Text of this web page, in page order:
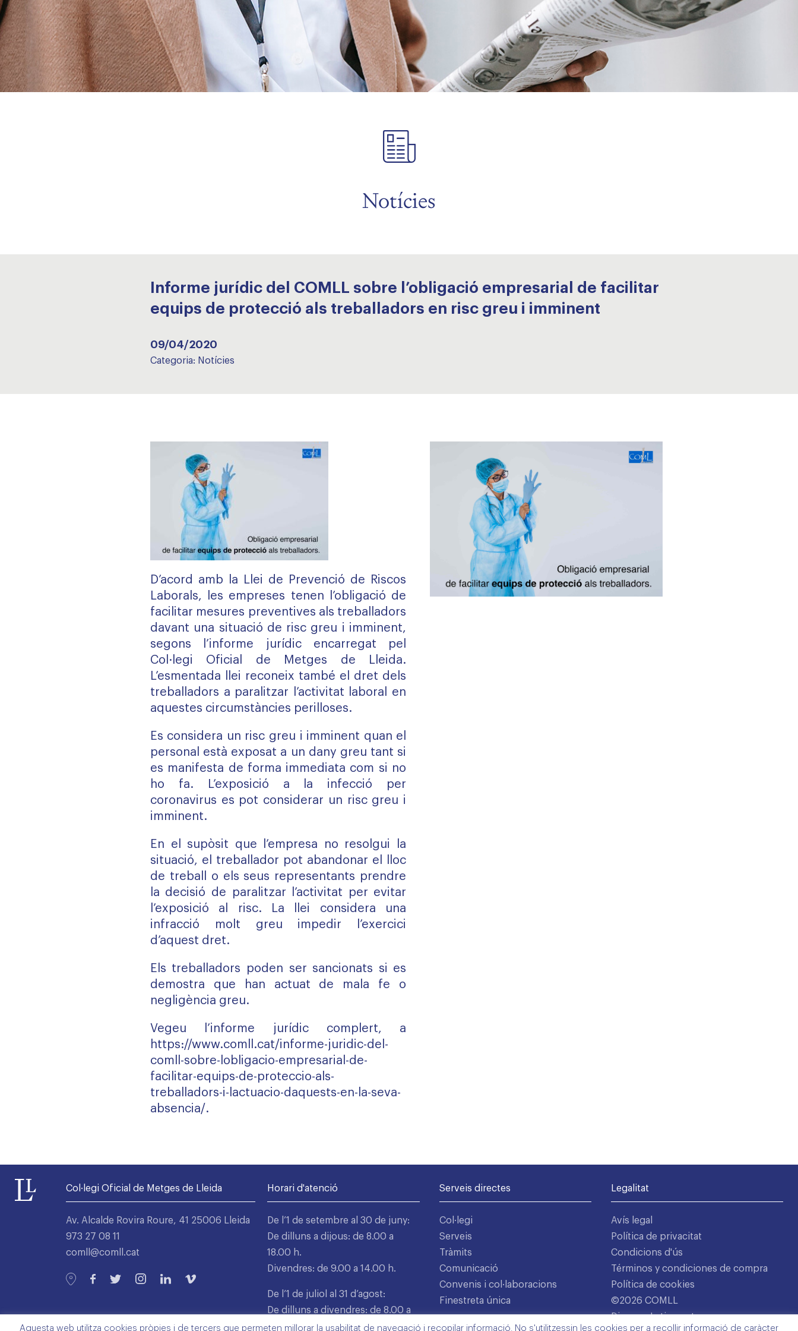
Notícies
Informe jurídic del COMLL sobre l’obligació empresarial de facilitar
equips de protecció als treballadors en risc greu i imminent
09/04/2020
Categoria: Notícies
D’acord amb la Llei de Prevenció de Riscos
Laborals, les empreses tenen l’obligació de
facilitar mesures preventives als treballadors
davant una situació de risc greu i imminent,
segons l’informe jurídic encarregat pel
Col·legi Oficial de Metges de Lleida.
L’esmentada llei reconeix també el dret dels
treballadors a paralitzar l’activitat laboral en
aquestes circumstàncies perilloses.
Es considera un risc greu i imminent quan el
personal està exposat a un dany greu tant si
es manifesta de forma immediata com si no
ho fa. L’exposició a la infecció per
coronavirus es pot considerar un risc greu i
imminent.
En el supòsit que l’empresa no resolgui la
situació, el treballador pot abandonar el lloc
de treball o els seus representants prendre
la decisió de paralitzar l’activitat per evitar
l’exposició al risc. La llei considera una
infracció molt greu impedir l’exercici
d’aquest dret.
Els treballadors poden ser sancionats si es
demostra que han actuat de mala fe o
negligència greu.
Vegeu l’informe jurídic complert, a
https://www.comll.cat/informe-juridic-del-
comll-sobre-lobligacio-empresarial-de-
facilitar-equips-de-proteccio-als-
treballadors-i-lactuacio-daquests-en-la-seva-
absencia/.
Col·legi Oficial de Metges de Lleida
Av. Alcalde Rovira Roure, 41 25006 Lleida
973 27 08 11
comll@comll.cat
Horari d'atenció
De l’1 de setembre al 30 de juny:
De dilluns a dijous: de 8.00 a
18.00 h.
Divendres: de 9.00 a 14.00 h.
De l’1 de juliol al 31 d’agost:
De dilluns a divendres: de 8.00 a
15.00 h.
Serveis directes
Col·legi
Serveis
Tràmits
Comunicació
Convenis i col·laboracions
Finestreta única
Legalitat
Avís legal
Política de privacitat
Condicions d'ús
Términos y condiciones de compra
Política de cookies
©2026 COMLL
Disseny: Latipo.cat
Aquesta web utilitza cookies pròpies i de tercers que permeten millorar la usabilitat de navegació i recopilar informació. No s'utilitzessin les cookies per a recollir informació de caràcter